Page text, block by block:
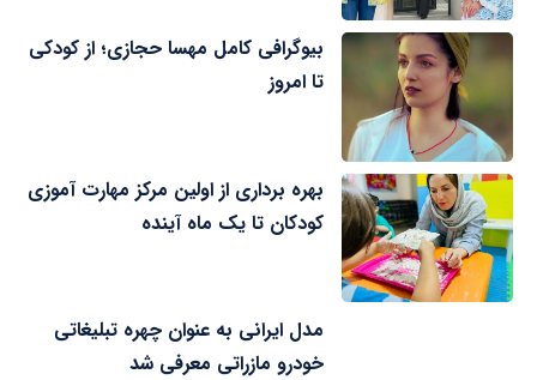
بیوگرافی کامل مهسا حجازی؛ از کودکی
تا امروز
بهره برداری از اولین مرکز مهارت آموزی
کودکان تا یک ماه آینده
مدل ایرانی به عنوان چهره تبلیغاتی
خودرو مازراتی معرفی شد